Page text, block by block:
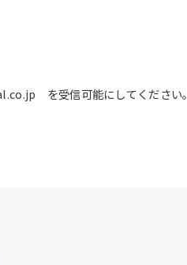
を受信可能にしてください。